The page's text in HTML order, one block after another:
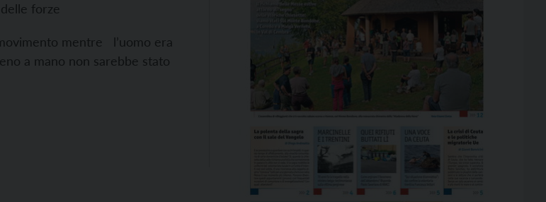
forze
mentre l’uomo era
a mano non sarebbe stato